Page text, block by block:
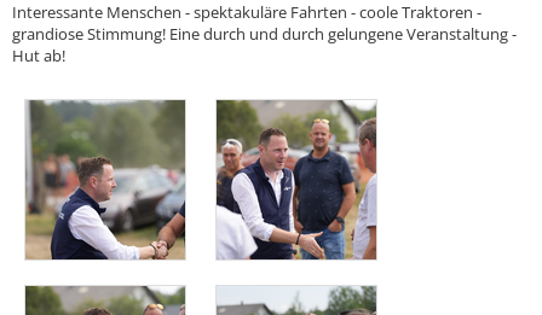
Interessante Menschen - spektakuläre Fahrten - coole Traktoren -
grandiose Stimmung! Eine durch und durch gelungene Veranstaltung -
Hut ab!